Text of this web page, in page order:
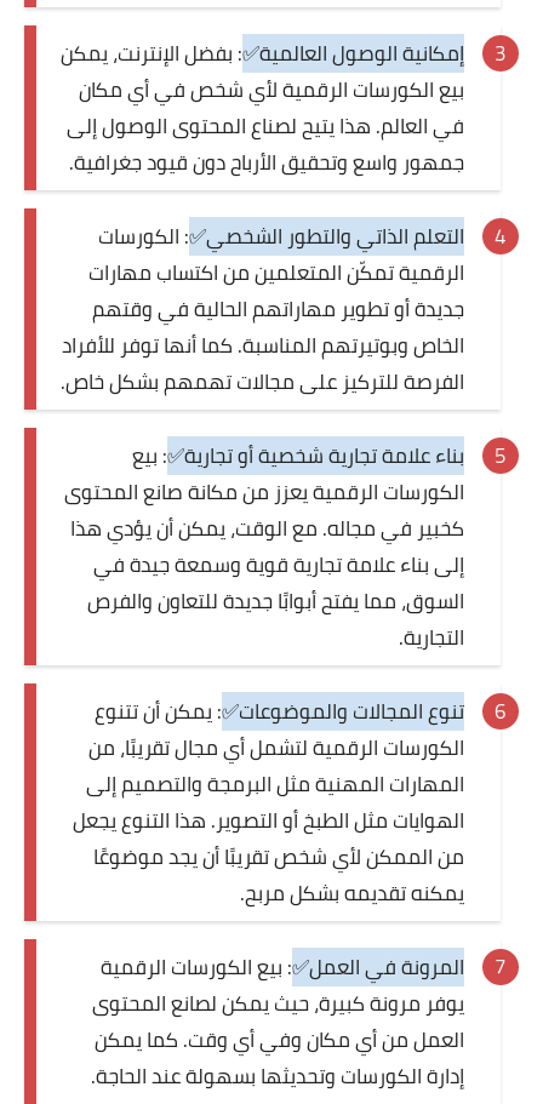
إمكانية الوصول العالمية✅: بفضل الإنترنت، يمكن
بيع الكورسات الرقمية لأي شخص في أي مكان
في العالم. هذا يتيح لصناع المحتوى الوصول إلى
جمهور واسع وتحقيق الأرباح دون قيود جغرافية.
التعلم الذاتي والتطور الشخصي✅: الكورسات
الرقمية تمكّن المتعلمين من اكتساب مهارات
جديدة أو تطوير مهاراتهم الحالية في وقتهم
الخاص وبوتيرتهم المناسبة. كما أنها توفر للأفراد
الفرصة للتركيز على مجالات تهمهم بشكل خاص.
بناء علامة تجارية شخصية أو تجارية✅: بيع
الكورسات الرقمية يعزز من مكانة صانع المحتوى
كخبير في مجاله. مع الوقت، يمكن أن يؤدي هذا
إلى بناء علامة تجارية قوية وسمعة جيدة في
السوق، مما يفتح أبوابًا جديدة للتعاون والفرص
التجارية.
تنوع المجالات والموضوعات✅: يمكن أن تتنوع
الكورسات الرقمية لتشمل أي مجال تقريبًا، من
المهارات المهنية مثل البرمجة والتصميم إلى
الهوايات مثل الطبخ أو التصوير. هذا التنوع يجعل
من الممكن لأي شخص تقريبًا أن يجد موضوعًا
يمكنه تقديمه بشكل مربح.
المرونة في العمل✅: بيع الكورسات الرقمية
يوفر مرونة كبيرة، حيث يمكن لصانع المحتوى
العمل من أي مكان وفي أي وقت. كما يمكن
إدارة الكورسات وتحديثها بسهولة عند الحاجة.